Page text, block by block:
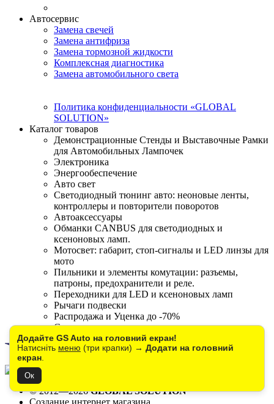
Додайте GS Auto на головний екран!
Натисніть меню (три крапки) → Додати на головний
екран
Ок
Автосервис
Замена свечей
Замена антифриза
Замена тормозной жидкости
Комплексная диагностика
Замена автомобильного света
Политика конфиденциальности «GLOBAL
SOLUTION»
Каталог товаров
Демонстрационные Стенды и Выставочные Рамки
для Автомобильных Лампочек
Электроника
Энергообеспечение
Авто свет
Светодиодный тюнинг авто: неоновые ленты,
контроллеры и повторители поворотов
Автоаксессуары
Обманки CANBUS для светодиодных и
ксеноновых ламп.
Мотосвет: габарит, стоп-сигналы и LED линзы для
мото
Пильники и элементы комутации: разъемы,
патроны, предохранители и реле.
Переходники для LED и ксеноновых ламп
Рычаги подвески
Распродажа и Уценка до -70%
Сняты с производства
© 2012—2026GLOBAL SOLUTION
Создание интернет магазина